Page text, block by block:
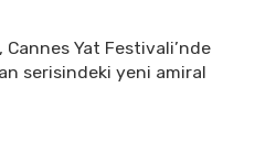
Yat Festivali’nde
serisindeki yeni amiral